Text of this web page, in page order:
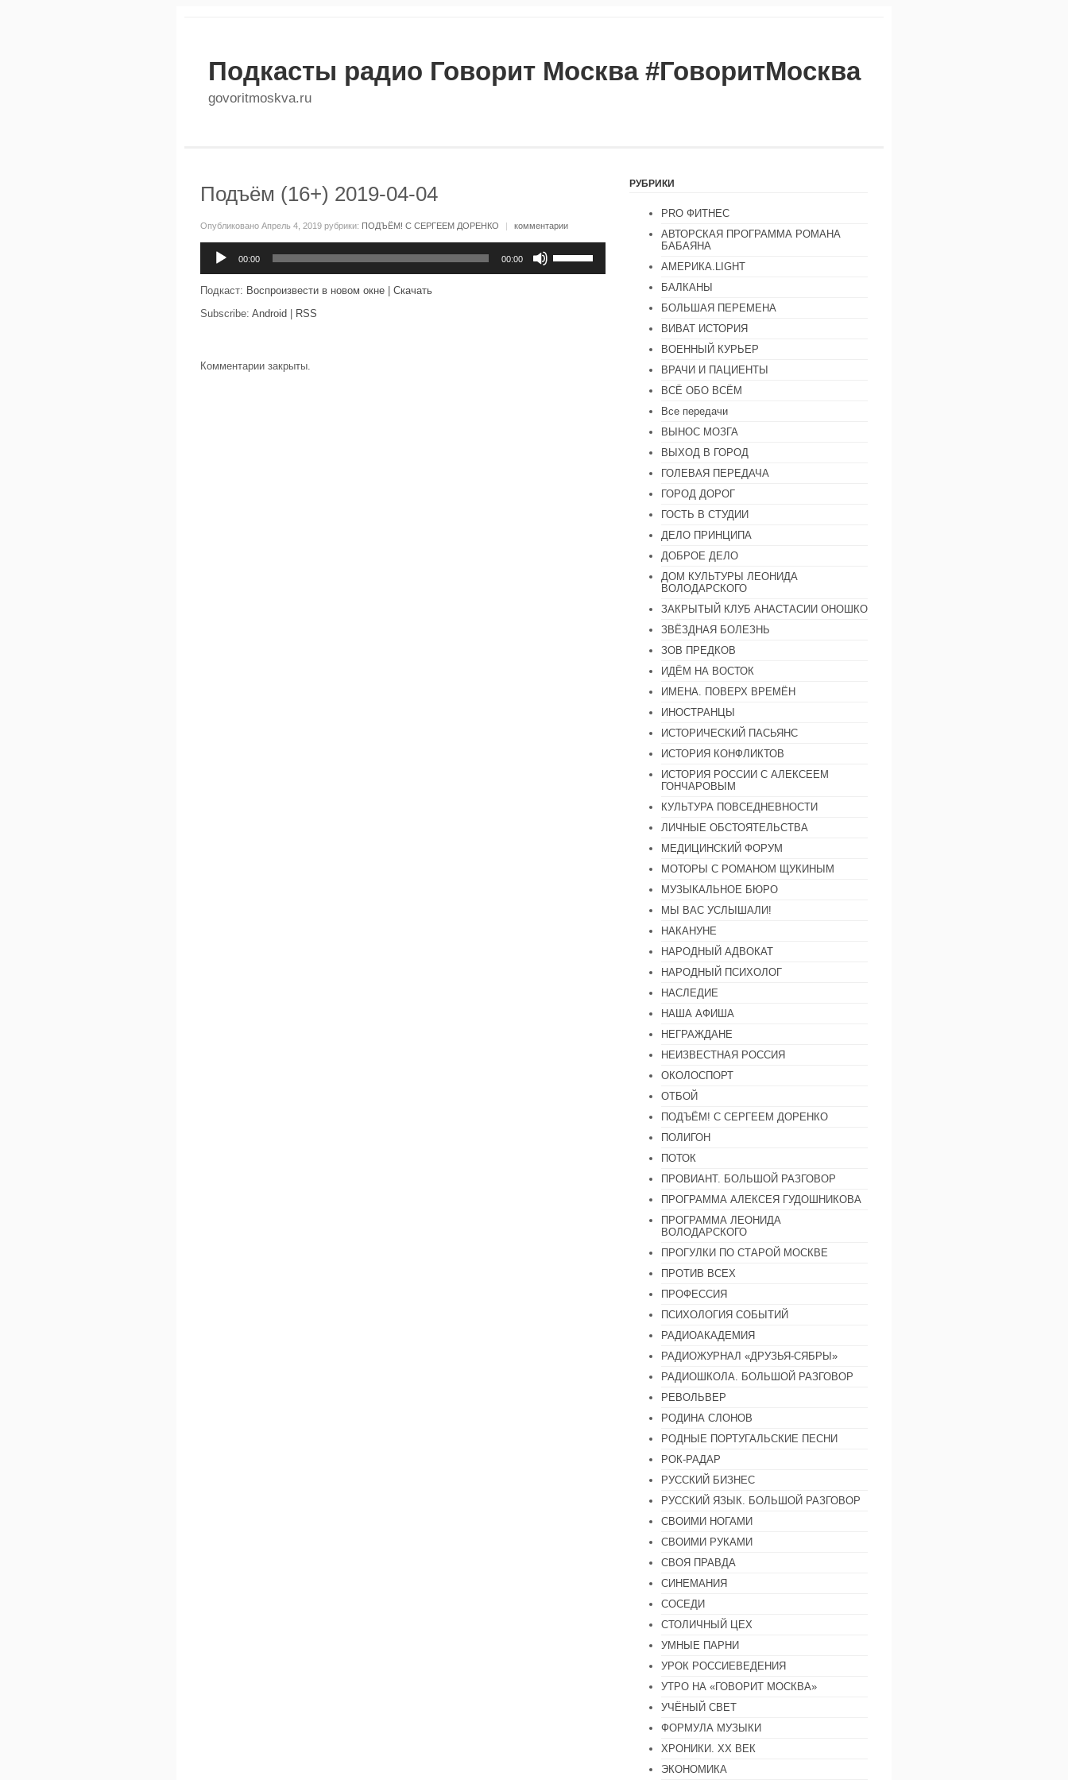
Подкасты радио Говорит Москва #ГоворитМосква
govoritmoskva.ru
Подъём (16+) 2019-04-04
Опубликовано Апрель 4, 2019 рубрики: ПОДЪЁМ! С СЕРГЕЕМ ДОРЕНКО | комментарии
00:00 00:00
клавиши
Подкаст: Воспроизвести в новом окне
Скачать
Subscribe: Android RSS
Комментарии закрыты.
РУБРИКИ
PRO ФИТНЕС
АВТОРСКАЯ ПРОГРАММА РОМАНА
БАБАЯНА
АМЕРИКА.LIGHT
БАЛКАНЫ
БОЛЬШАЯ ПЕРЕМЕНА
ВИВАТ ИСТОРИЯ
ВОЕННЫЙ КУРЬЕР
ВРАЧИ И ПАЦИЕНТЫ
ВСЁ ОБО ВСЁМ
Все передачи
ВЫНОС МОЗГА
ВЫХОД В ГОРОД
ГОЛЕВАЯ ПЕРЕДАЧА
ГОРОД ДОРОГ
ГОСТЬ В СТУДИИ
ДЕЛО ПРИНЦИПА
ДОБРОЕ ДЕЛО
ДОМ КУЛЬТУРЫ ЛЕОНИДА
ВОЛОДАРСКОГО
ЗАКРЫТЫЙ КЛУБ АНАСТАСИИ ОНОШКО
ЗВЁЗДНАЯ БОЛЕЗНЬ
ЗОВ ПРЕДКОВ
ИДЁМ НА ВОСТОК
ИМЕНА. ПОВЕРХ ВРЕМЁН
ИНОСТРАНЦЫ
ИСТОРИЧЕСКИЙ ПАСЬЯНС
ИСТОРИЯ КОНФЛИКТОВ
ИСТОРИЯ РОССИИ С АЛЕКСЕЕМ
ГОНЧАРОВЫМ
КУЛЬТУРА ПОВСЕДНЕВНОСТИ
ЛИЧНЫЕ ОБСТОЯТЕЛЬСТВА
МЕДИЦИНСКИЙ ФОРУМ
МОТОРЫ С РОМАНОМ ЩУКИНЫМ
МУЗЫКАЛЬНОЕ БЮРО
МЫ ВАС УСЛЫШАЛИ!
НАКАНУНЕ
НАРОДНЫЙ АДВОКАТ
НАРОДНЫЙ ПСИХОЛОГ
НАСЛЕДИЕ
НАША АФИША
НЕГРАЖДАНЕ
НЕИЗВЕСТНАЯ РОССИЯ
ОКОЛОСПОРТ
ОТБОЙ
ПОДЪЁМ! С СЕРГЕЕМ ДОРЕНКО
ПОЛИГОН
ПОТОК
ПРОВИАНТ. БОЛЬШОЙ РАЗГОВОР
ПРОГРАММА АЛЕКСЕЯ ГУДОШНИКОВА
ПРОГРАММА ЛЕОНИДА
ВОЛОДАРСКОГО
ПРОГУЛКИ ПО СТАРОЙ МОСКВЕ
ПРОТИВ ВСЕХ
ПРОФЕССИЯ
ПСИХОЛОГИЯ СОБЫТИЙ
РАДИОАКАДЕМИЯ
РАДИОЖУРНАЛ «ДРУЗЬЯ-СЯБРЫ»
РАДИОШКОЛА. БОЛЬШОЙ РАЗГОВОР
РЕВОЛЬВЕР
РОДИНА СЛОНОВ
РОДНЫЕ ПОРТУГАЛЬСКИЕ ПЕСНИ
РОК-РАДАР
РУССКИЙ БИЗНЕС
РУССКИЙ ЯЗЫК. БОЛЬШОЙ РАЗГОВОР
СВОИМИ НОГАМИ
СВОИМИ РУКАМИ
СВОЯ ПРАВДА
СИНЕМАНИЯ
СОСЕДИ
СТОЛИЧНЫЙ ЦЕХ
УМНЫЕ ПАРНИ
УРОК РОССИЕВЕДЕНИЯ
УТРО НА «ГОВОРИТ МОСКВА»
УЧЁНЫЙ СВЕТ
ФОРМУЛА МУЗЫКИ
ХРОНИКИ. ХХ ВЕК
ЭКОНОМИКА